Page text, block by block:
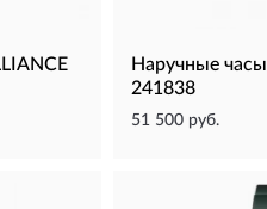
Наручные
241838
51 500 руб.